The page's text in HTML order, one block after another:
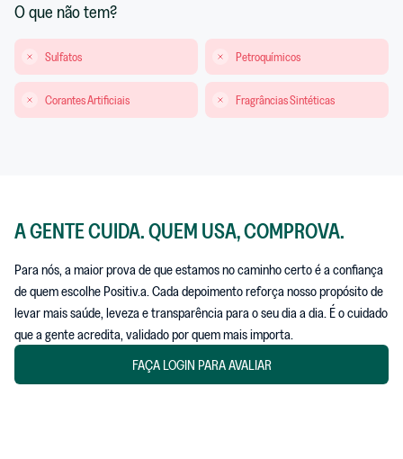
O que não tem?
Sulfatos Petroquímicos
Corantes Artificiais Fragrâncias Sintéticas
A GENTE CUIDA. QUEM USA, COMPROVA.
Para nós, a maior prova de que estamos no caminho certo é a confiança
de quem escolhe Positiv.a. Cada depoimento reforça nosso propósito de
levar mais saúde, leveza e transparência para o seu dia a dia. É o cuidado
que a gente acredita, validado por quem mais importa.
FAÇA LOGIN PARA AVALIAR